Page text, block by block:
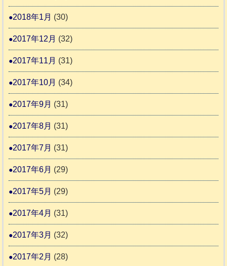
2018年1月 (30)
2017年12月 (32)
2017年11月 (31)
2017年10月 (34)
2017年9月 (31)
2017年8月 (31)
2017年7月 (31)
2017年6月 (29)
2017年5月 (29)
2017年4月 (31)
2017年3月 (32)
2017年2月 (28)